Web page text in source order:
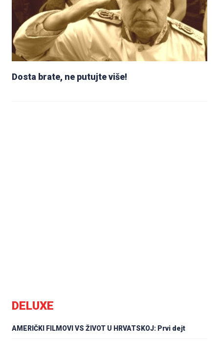
Dosta brate, ne putujte više!
DELUXE
AMERIČKI FILMOVI VS ŽIVOT U HRVATSKOJ: Prvi dejt